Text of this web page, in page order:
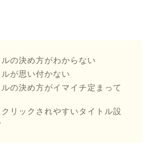
の決め方がわからない
が思い付かない
の決め方がイマイチ定まって
リックされやすいタイトル設